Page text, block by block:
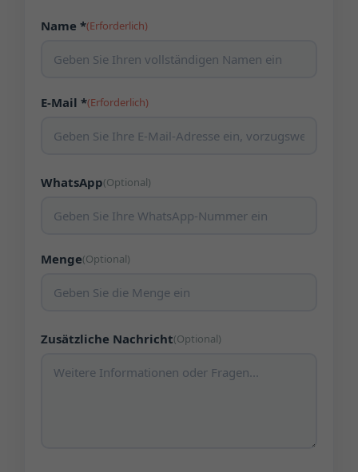
Name *(Erforderlich)
E-Mail *(Erforderlich)
WhatsApp(Optional)
Menge(Optional)
Zusätzliche Nachricht(Optional)